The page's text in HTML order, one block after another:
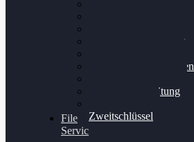
Getriebeoptimierung
Bremsscheiben planen
Felgenaufbereitung
Zweitschlüssel
File
Service